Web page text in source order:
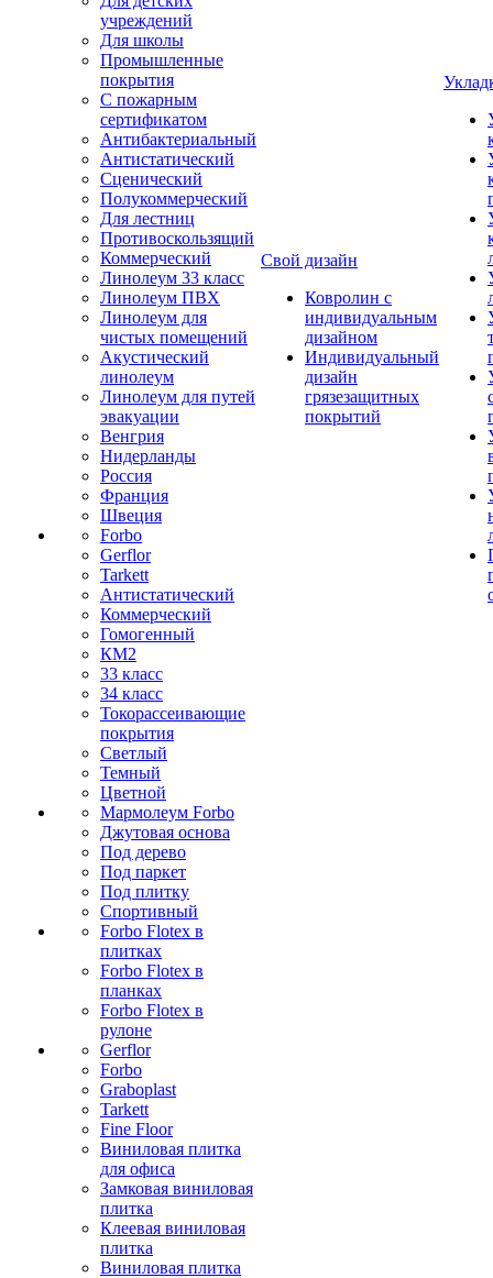
учреждений
Для школы
Промышленные
покрытия
С пожарным
сертификатом
Антибактериальный
Антистатический
Сценический
Полукоммерческий
Для лестниц
Противоскользящий
Коммерческий
Линолеум 33 класс
Линолеум ПВХ
Линолеум для
чистых помещений
Акустический
линолеум
Линолеум для путей
эвакуации
Венгрия
Нидерланды
Россия
Франция
Швеция
Forbo
Gerflor
Tarkett
Антистатический
Коммерческий
Гомогенный
КМ2
33 класс
34 класс
Токорассеивающие
покрытия
Светлый
Темный
Цветной
Мармолеум Forbo
Джутовая основа
Под дерево
Под паркет
Под плитку
Спортивный
Forbo Flotex в
плитках
Forbo Flotex в
планках
Forbo Flotex в
рулоне
Gerflor
Forbo
Graboplast
Tarkett
Fine Floor
Виниловая плитка
для офиса
Замковая виниловая
плитка
Клеевая виниловая
плитка
Виниловая плитка
Свой дизайн
Ковролин с
индивидуальным
дизайном
Индивидуальный
дизайн
грязезащитных
покрытий